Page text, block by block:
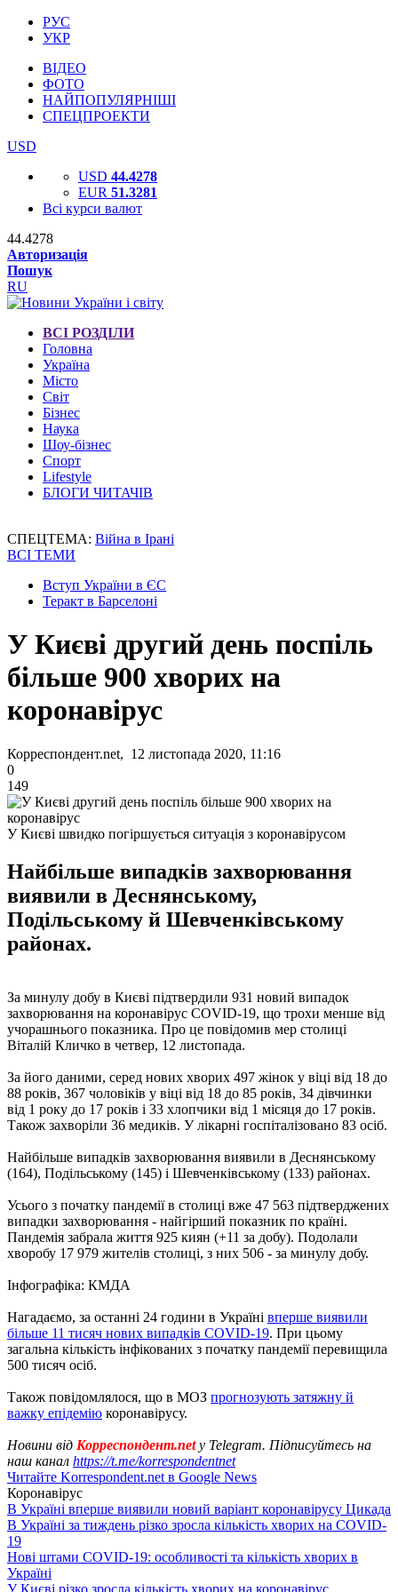
РУС
УКР
ВІДЕО
ФОТО
НАЙПОПУЛЯРНІШІ
СПЕЦПРОЕКТИ
USD
USD 44.4278
EUR 51.3281
Всі курси валют
44.4278
Авторизація
Пошук
RU
ВСІ РОЗДІЛИ
Головна
Україна
Місто
Світ
Бізнес
Наука
Шоу-бізнес
Спорт
Lifestyle
БЛОГИ ЧИТАЧІВ
СПЕЦТЕМА: Війна в Ірані
ВСІ ТЕМИ
Вступ України в ЄС
Теракт в Барселоні
У Києві другий день поспіль
більше 900 хворих на
коронавірус
Корреспондент.net, 12 листопада 2020, 11:16
0
149
У Києві швидко погіршується ситуація з коронавірусом
Найбільше випадків захворювання
виявили в Деснянському,
Подільському й Шевченківському
районах.
За минулу добу в Києві підтвердили 931 новий випадок
захворювання на коронавірус COVID-19, що трохи менше від
учорашнього показника. Про це повідомив мер столиці
Віталій Кличко в четвер, 12 листопада.
За його даними, серед нових хворих 497 жінок у віці від 18 до
88 років, 367 чоловіків у віці від 18 до 85 років, 34 дівчинки
від 1 року до 17 років і 33 хлопчики від 1 місяця до 17 років.
Також захворіли 36 медиків. У лікарні госпіталізовано 83 осіб.
Найбільше випадків захворювання виявили в Деснянському
(164), Подільському (145) і Шевченківському (133) районах.
Усього з початку пандемії в столиці вже 47 563 підтверджених
випадки захворювання - найгірший показник по країні.
Пандемія забрала життя 925 киян (+11 за добу). Подолали
хворобу 17 979 жителів столиці, з них 506 - за минулу добу.
Інфографіка: КМДА
Нагадаємо, за останні 24 години в Україні вперше виявили
більше 11 тисяч нових випадків COVID-19. При цьому
загальна кількість інфікованих з початку пандемії перевищила
500 тисяч осіб.
Також повідомлялося, що в МОЗ прогнозують затяжну й
важку епідемію коронавірусу.
Новини від Корреспондент.netу Telegram. Підписуйтесь на
наш канал https://t.me/korrespondentnet
Читайте Korrespondent.net в Google News
Коронавірус
В Україні вперше виявили новий варіант коронавірусу Цикада
В Україні за тиждень різко зросла кількість хворих на COVID-
19
Нові штами COVID-19: особливості та кількість хворих в
Україні
У Києві різко зросла кількість хворих на коронавірус